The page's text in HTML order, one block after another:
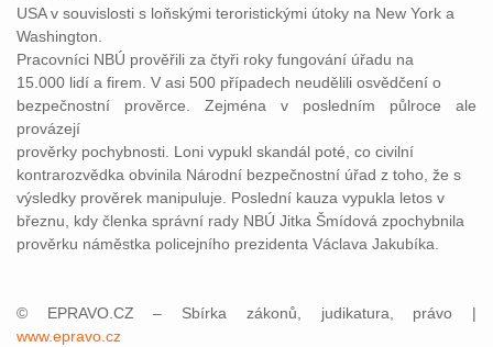
USA v souvislosti s loňskými teroristickými útoky na New York a
Washington.
Pracovníci NBÚ prověřili za čtyři roky fungování úřadu na
15.000 lidí a firem. V asi 500 případech neudělili osvědčení o
bezpečnostní prověrce. Zejména v posledním půlroce ale
provázejí
prověrky pochybnosti. Loni vypukl skandál poté, co civilní
kontrarozvědka obvinila Národní bezpečnostní úřad z toho, že s
výsledky prověrek manipuluje. Poslední kauza vypukla letos v
březnu, kdy členka správní rady NBÚ Jitka Šmídová zpochybnila
prověrku náměstka policejního prezidenta Václava Jakubíka.
© EPRAVO.CZ – Sbírka zákonů, judikatura, právo |
www.epravo.cz